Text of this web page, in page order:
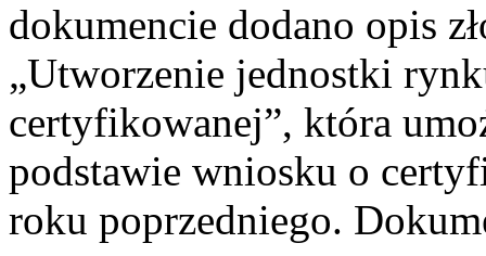
dokumencie dodano opis
„Utworzenie jednostki
certyfikowanej”, która
podstawie wniosku o
roku poprzedniego.